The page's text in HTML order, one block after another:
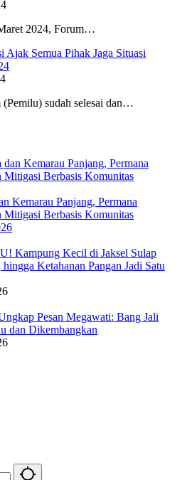
2024, Forum…
Ajak Semua Pihak Jaga Situasi
sudah selesai dan…
Kemarau Panjang, Permana
Mitigasi Berbasis Komunitas
Kampung Kecil di Jaksel Sulap
Ketahanan Pangan Jadi Satu
Pesan Megawati: Bang Jali
dan Dikembangkan